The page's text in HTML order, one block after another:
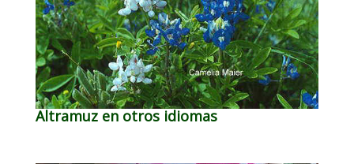
Altramuz en otros idiomas